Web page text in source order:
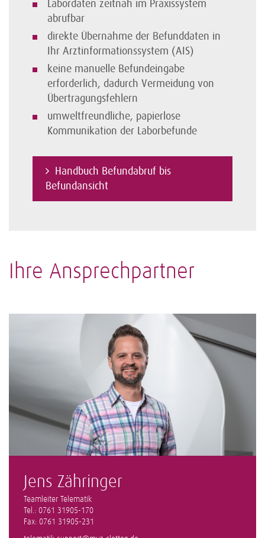
Labordaten zeitnah im Praxissystem
abrufbar
direkte Übernahme der Befunddaten in
Ihr Arztinformationssystem (AIS)
keine manuelle Befundeingabe
erforderlich, dadurch Vermeidung von
Übertragungsfehlern
umweltfreundliche, papierlose
Kommunikation der Laborbefunde
Handbuch Befundabruf bis
Befundansicht
Ihre Ansprechpartner
Jens Zähringer
Teamleiter Telematik
Tel.: 0761 31905-170
Fax: 0761 31905-231